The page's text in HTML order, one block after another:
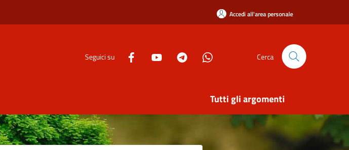
Accedi all'area personale
Seguici su Cerca
Tutti gli argomenti